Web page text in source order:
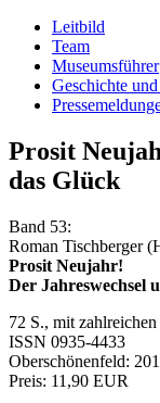
Leitbild
Team
Museumsführer
Geschichte
Prosit
das Glück
Band 53:
Roman Tischberger
Prosit Neujahr!
Der Jahreswechsel
72 S., mit
ISSN 0935-4433
Oberschönenfeld:
Preis: 11,90 EUR